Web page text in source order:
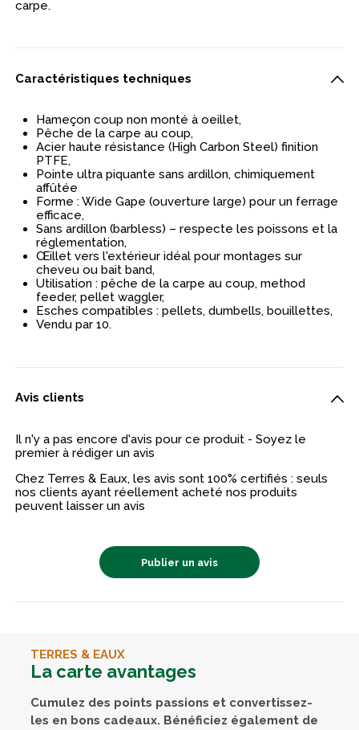
carpe.
Caractéristiques techniques
Hameçon coup non monté à oeillet,
Pêche de la carpe au coup,
Acier haute résistance (High Carbon Steel) finition
PTFE,
Pointe ultra piquante sans ardillon, chimiquement
affûtée
Forme : Wide Gape (ouverture large) pour un ferrage
efficace,
Sans ardillon (barbless) – respecte les poissons et la
réglementation,
Œillet vers l'extérieur idéal pour montages sur
cheveu ou bait band,
Utilisation : pêche de la carpe au coup, method
feeder, pellet waggler,
Esches compatibles : pellets, dumbells, bouillettes,
Vendu par 10.
Avis clients
Il n'y a pas encore d'avis pour ce produit - Soyez le
premier à rédiger un avis
Chez Terres & Eaux, les avis sont 100% certifiés : seuls
nos clients ayant réellement acheté nos produits
peuvent laisser un avis
Publier un avis
TERRES & EAUX
La carte avantages
Cumulez des points passions et convertissez-
les en bons cadeaux. Bénéficiez également de